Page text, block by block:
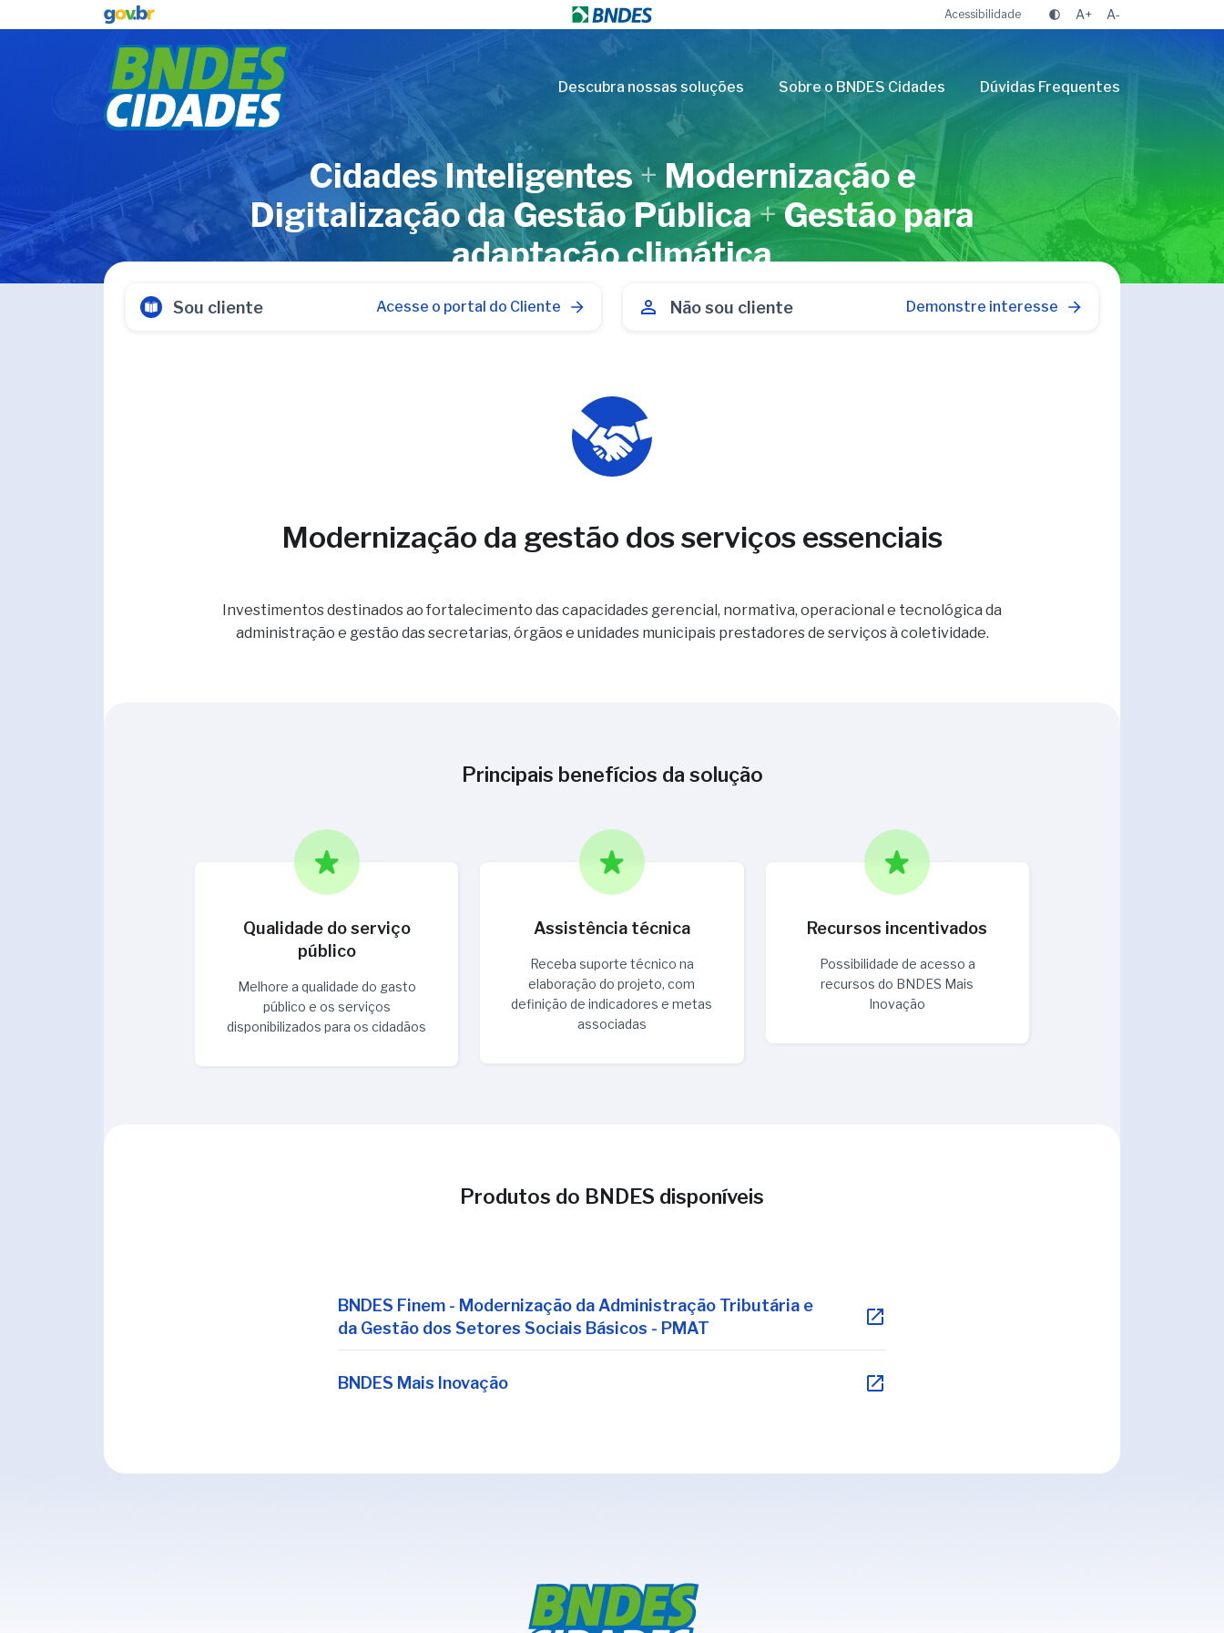
Acessibilidade A+ A-
Descubra nossas soluções Sobre o BNDES Cidades Dúvidas Frequentes
Cidades Inteligentes+ Modernização e
Digitalização da Gestão Pública+Gestão para
adaptação climática
Sou cliente Acesse o portal do Cliente Não sou cliente Demonstre interesse
Modernização da gestão dos serviços essenciais
Investimentos destinados ao fortalecimento das capacidades gerencial, normativa, operacional e tecnológica da
administração e gestão das secretarias, órgãos e unidades municipais prestadores de serviços à coletividade.
Principais benefícios da solução
Qualidade do serviço
público
Melhore a qualidade do gasto
público e os serviços
disponibilizados para os cidadãos
Assistência técnica
Receba suporte técnico na
elaboração do projeto, com
definição de indicadores e metas
associadas
Recursos incentivados
Possibilidade de acesso a
recursos do BNDES Mais
Inovação
Produtos do BNDES disponíveis
BNDES Finem - Modernização da Administração Tributária e
da Gestão dos Setores Sociais Básicos - PMAT
BNDES Mais Inovação